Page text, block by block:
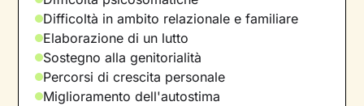
Difficoltà in ambito relazionale e familiare
Elaborazione di un lutto
Sostegno alla genitorialità
Percorsi di crescita personale
Miglioramento dell'autostima